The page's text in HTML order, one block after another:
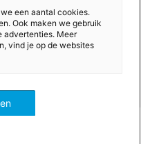
een aantal cookies.
Ook maken we gebruik
advertenties. Meer
vind je op de websites